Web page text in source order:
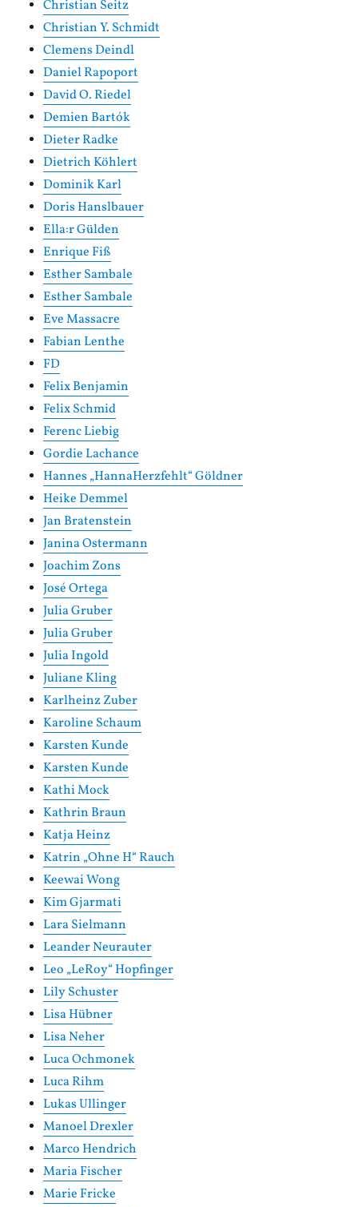
Christian Seitz
Christian Y. Schmidt
Clemens Deindl
Daniel Rapoport
David O. Riedel
Demien Bartók
Dieter Radke
Dietrich Köhlert
Dominik Karl
Doris Hanslbauer
Ella:r Gülden
Enrique Fiß
Esther Sambale
Esther Sambale
Eve Massacre
Fabian Lenthe
FD
Felix Benjamin
Felix Schmid
Ferenc Liebig
Gordie Lachance
Hannes „HannaHerzfehlt“ Göldner
Heike Demmel
Jan Bratenstein
Janina Ostermann
Joachim Zons
José Ortega
Julia Gruber
Julia Gruber
Julia Ingold
Juliane Kling
Karlheinz Zuber
Karoline Schaum
Karsten Kunde
Karsten Kunde
Kathi Mock
Kathrin Braun
Katja Heinz
Katrin „Ohne H“ Rauch
Keewai Wong
Kim Gjarmati
Lara Sielmann
Leander Neurauter
Leo „LeRoy“ Hopfinger
Lily Schuster
Lisa Hübner
Lisa Neher
Luca Ochmonek
Luca Rihm
Lukas Ullinger
Manoel Drexler
Marco Hendrich
Maria Fischer
Marie Fricke